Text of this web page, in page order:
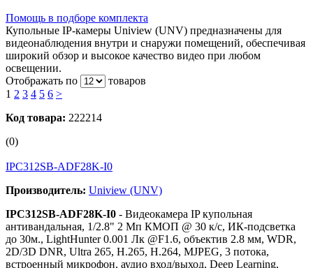
Помощь в подборе комплекта
Купольные IP-камеры Uniview (UNV) предназначены для
видеонаблюдения внутри и снаружи помещений, обеспечивая
широкий обзор и высокое качество видео при любом
освещении.
Отображать по
товаров
1 2 3 4 5 6 >
Код товара: 222214
(0)
IPC312SB-ADF28K-I0
Производитель: Uniview (UNV)
IPC312SB-ADF28K-I0 - Видеокамера IP купольная
антивандальная, 1/2.8" 2 Мп КМОП @ 30 к/с, ИК-подсветка
до 30м., LightHunter 0.001 Лк @F1.6, объектив 2.8 мм, WDR,
2D/3D DNR, Ultra 265, H.265, H.264, MJPEG, 3 потока,
встроенный микрофон, аудио вход/выход, Deep Learning,